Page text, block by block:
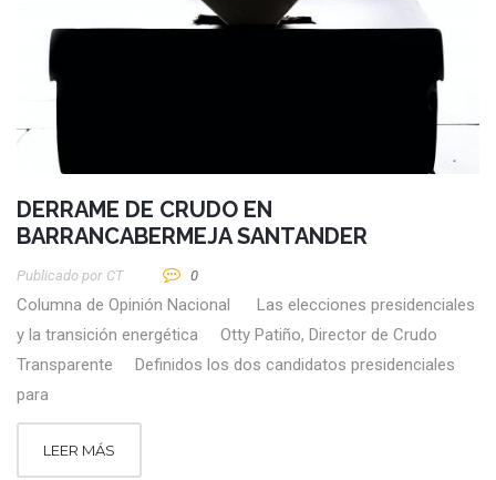
DERRAME DE CRUDO EN
BARRANCABERMEJA SANTANDER
Publicado por CT 0
Columna de Opinión Nacional Las elecciones presidenciales
y la transición energética Otty Patiño, Director de Crudo
Transparente Definidos los dos candidatos presidenciales
para
LEER MÁS